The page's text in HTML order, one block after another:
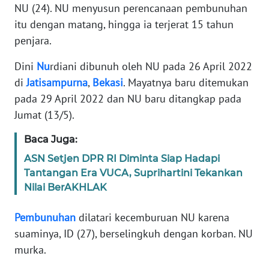
NU (24). NU menyusun perencanaan pembunuhan
itu dengan matang, hingga ia terjerat 15 tahun
penjara.
Dini Nurdiani dibunuh oleh NU pada 26 April 2022
diJatisampurna, Bekasi. Mayatnya baru ditemukan
pada 29 April 2022 dan NU baru ditangkap pada
Jumat (13/5).
Baca Juga:
ASN Setjen DPR RI Diminta Siap Hadapi
Tantangan Era VUCA, Suprihartini Tekankan
Nilai BerAKHLAK
Pembunuhan dilatari kecemburuan NU karena
suaminya, ID (27), berselingkuh dengan korban. NU
murka.
Informasi
INDEKS
BERITA
KAMI
INFO
TENTANG
KAMI
PEDOMAN
MEDIA
SIBER